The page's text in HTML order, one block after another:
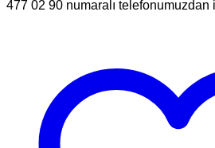
477 02 90 numaralı telefonumuzdan